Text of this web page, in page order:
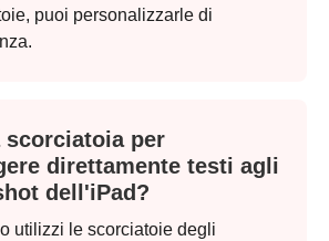
puoi personalizzarle di
scorciatoia per
direttamente testi agli
dell'iPad?
utilizzi le scorciatoie degli